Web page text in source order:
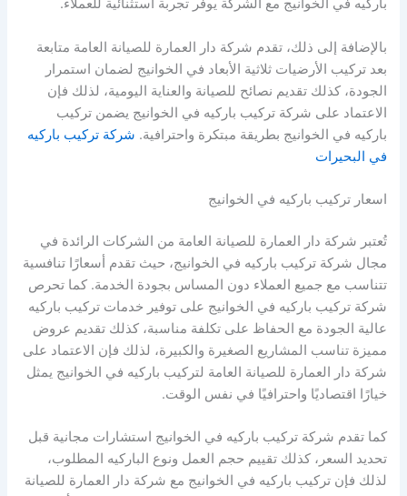
باركيه في الخوانيج مع الشركة يوفر تجربة استثنائية للعملاء.
بالإضافة إلى ذلك، تقدم شركة دار العمارة للصيانة العامة متابعة
بعد تركيب الأرضيات ثلاثية الأبعاد في الخوانيج لضمان استمرار
الجودة، كذلك تقديم نصائح للصيانة والعناية اليومية، لذلك فإن
الاعتماد على شركة تركيب باركيه في الخوانيج يضمن تركيب
باركيه في الخوانيج بطريقة مبتكرة واحترافية. شركة تركيب باركيه
في البحيرات
اسعار تركيب باركيه في الخوانيج
تُعتبر شركة دار العمارة للصيانة العامة من الشركات الرائدة في
مجال شركة تركيب باركيه في الخوانيج، حيث تقدم أسعارًا تنافسية
تتناسب مع جميع العملاء دون المساس بجودة الخدمة. كما تحرص
شركة تركيب باركيه في الخوانيج على توفير خدمات تركيب باركيه
عالية الجودة مع الحفاظ على تكلفة مناسبة، كذلك تقديم عروض
مميزة تناسب المشاريع الصغيرة والكبيرة، لذلك فإن الاعتماد على
شركة دار العمارة للصيانة العامة لتركيب باركيه في الخوانيج يمثل
خيارًا اقتصاديًا واحترافيًا في نفس الوقت.
كما تقدم شركة تركيب باركيه في الخوانيج استشارات مجانية قبل
تحديد السعر، كذلك تقييم حجم العمل ونوع الباركيه المطلوب،
لذلك فإن تركيب باركيه في الخوانيج مع شركة دار العمارة للصيانة